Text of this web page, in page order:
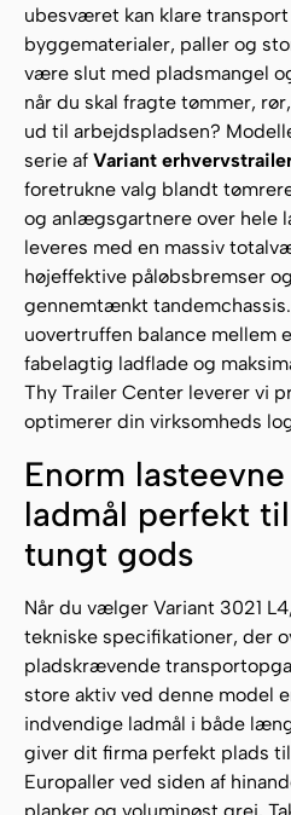
ubesværet kan klare
byggematerialer, paller og
være slut med pladsmangel
når du skal fragte tømmer,
ud til arbejdspladsen?
serie af Variant
foretrukne valg blandt
og anlægsgartnere over hele
leveres med en massiv
højeffektive påløbsbremser
gennemtænkt
uovertruffen balance mellem
fabelagtig ladflade og
Thy Trailer Center leverer vi
optimerer din virksomheds
Enorm
ladmål perfekt
tungt gods
Når du vælger Variant 3021
tekniske specifikationer, der
pladskrævende
store aktiv ved denne model
indvendige ladmål i både
giver dit firma perfekt plads
Europaller ved siden af